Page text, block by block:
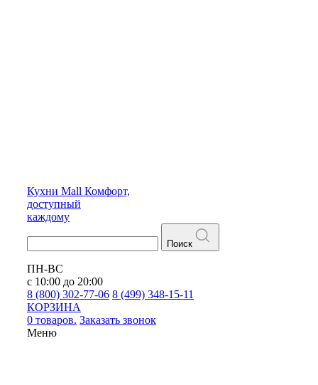
Кухни Mall Комфорт,
доступный
каждому
Поиск
ПН-ВС
с 10:00 до 20:00
8 (800) 302-77-06 8 (499) 348-15-11
КОРЗИНА
0 товаров. Заказать звонок
Меню